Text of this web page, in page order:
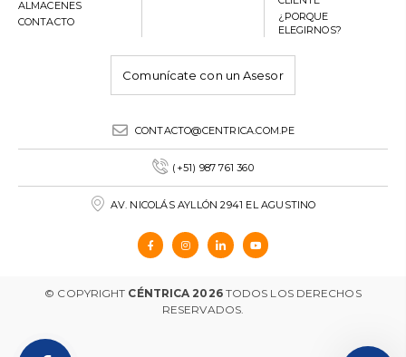
ALMACENES
CONTACTO
¿PORQUE
ELEGIRNOS?
Comunícate con un Asesor
CONTACTO@CENTRICA.COM.PE
(+51) 987 761 360
AV. NICOLÁS AYLLÓN 2941 EL AGUSTINO
© COPYRIGHT CÉNTRICA 2026TODOS LOS DERECHOS
RESERVADOS.